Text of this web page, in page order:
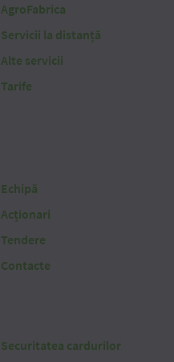
AgroFabrica
Servicii la distanță
Alte servicii
Tarife
Echipă
Acționari
Tendere
Contacte
Securitatea cardurilor